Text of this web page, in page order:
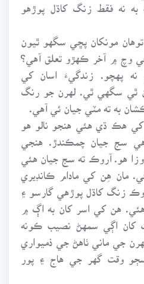
نه فقط زنگ کاڌل پوڙهو
مونکان پڇي سگهو ٿيون
وچ ۾ آخر ڪهڙو تعلق آهي؟
نه پهچو. زندگيءَ اسان کي
ٿي سگهي ٿي. لهرن جو رنگ
به ته مٽي جيان ئي آهي.
هڪ ڌي هئي هنجو نالو هو
سج جيان چمڪندڙ. هنجي
روزا هو. آروڪ ته سج جيان هئي
مان هِن کي مادام ڪانڊيري
زنگ کاڌل پوڙهي گارسو ۽
هن کي اسر کان به اڳ ۾
کان اڳي سمهڻ نصيب ڪونه
جي ماني ٺاهڻ جي ذميواري
وقت گهر جي هاج ۽ پور